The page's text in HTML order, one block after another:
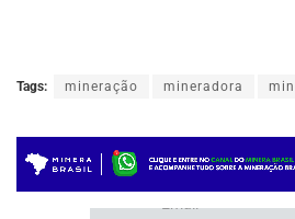
Tags: mineração mineradora
notíciase inovações do
brasileiro.